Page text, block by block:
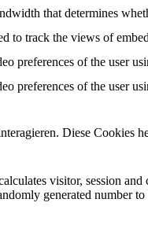
that determines
to track the views of
preferences of the user
preferences of the user
Diese
visitor, session
generated number